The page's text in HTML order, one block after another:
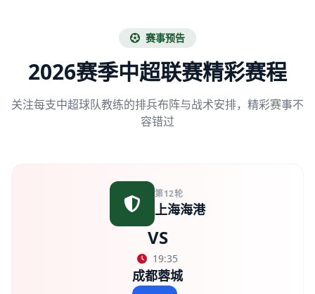
赛事预告
2026赛季中超联赛精彩赛程
关注每支中超球队教练的排兵布阵与战术安排，精彩赛事不
容错过
第12轮
上海海港
VS
19:35
成都蓉城